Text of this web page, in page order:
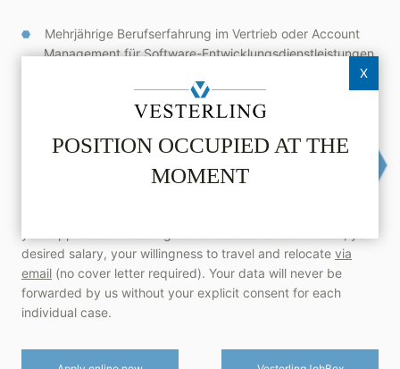
POSITION OCCUPIED AT THE
MOMENT
X
Mehrjährige Berufserfahrung im Vertrieb oder Account
Management für Software-Entwicklungsdienstleistungen.
Überzeugungsstärke, Abschlusssicherheit und
Souveränität im Umgang mit Menschen.
Gute Deutsch- und Englischkenntnisse in Wort und
desired salary, your willingness to travel and relocate via
email (no cover letter required). Your data will never be
forwarded by us without your explicit consent for each
individual case.